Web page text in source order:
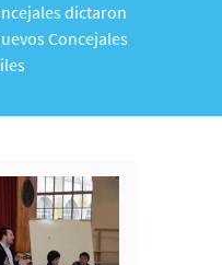
dictaron
Concejales